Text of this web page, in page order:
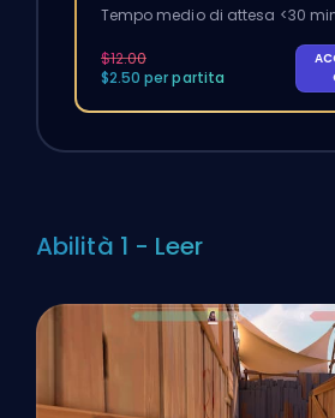
Tempo medio di attesa <30
$12.00
$2.50 per partita
Abilità 1 - Leer